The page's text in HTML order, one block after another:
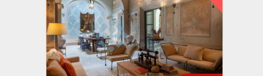
NOSOTROS
CONTACTANOS